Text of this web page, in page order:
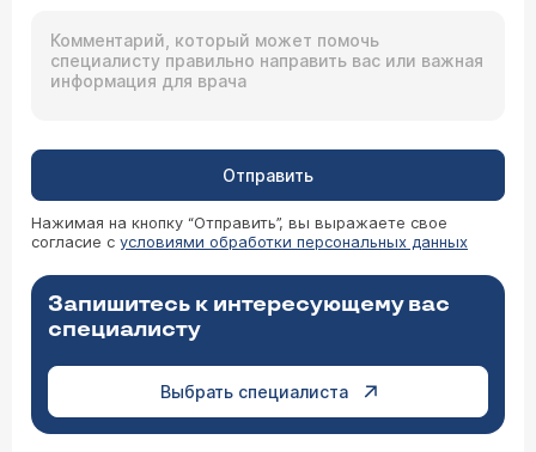
Отправить
Нажимая на кнопку “Отправить”, вы выражаете свое
согласие с условиями обработки персональных данных
Запишитесь к интересующему вас
специалисту
Выбрать специалиста